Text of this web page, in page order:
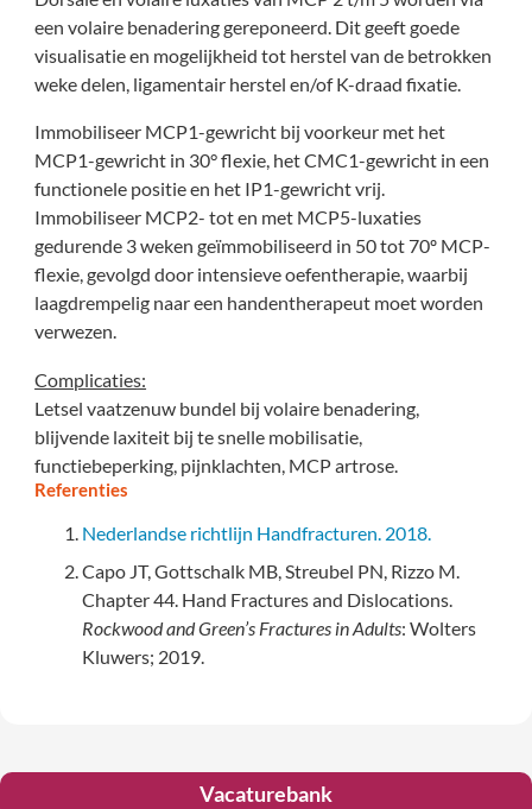
een volaire benadering gereponeerd. Dit geeft goede
visualisatie en mogelijkheid tot herstel van de betrokken
weke delen, ligamentair herstel en/of K-draad fixatie.
Immobiliseer MCP1-gewricht bij voorkeur met het
MCP1-gewricht in 30° flexie, het CMC1-gewricht in een
functionele positie en het IP1-gewricht vrij.
Immobiliseer MCP2- tot en met MCP5-luxaties
gedurende 3 weken geïmmobiliseerd in 50 tot 70º MCP-
flexie, gevolgd door intensieve oefentherapie, waarbij
laagdrempelig naar een handentherapeut moet worden
verwezen.
Complicaties:
Letsel vaatzenuw bundel bij volaire benadering,
blijvende laxiteit bij te snelle mobilisatie,
functiebeperking, pijnklachten, MCP artrose.
Referenties
Nederlandse richtlijn Handfracturen. 2018.
Capo JT, Gottschalk MB, Streubel PN, Rizzo M.
Chapter 44. Hand Fractures and Dislocations.
Rockwood and Green’s Fractures in Adults: Wolters
Kluwers; 2019.
Vacaturebank